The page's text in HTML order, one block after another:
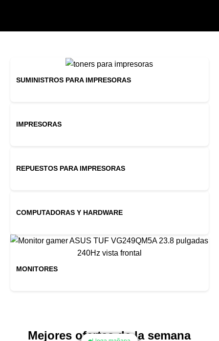
SUMINISTROS PARA IMPRESORAS
IMPRESORAS
REPUESTOS PARA IMPRESORAS
COMPUTADORAS Y HARDWARE
MONITORES
Mejores ofertas de la semana